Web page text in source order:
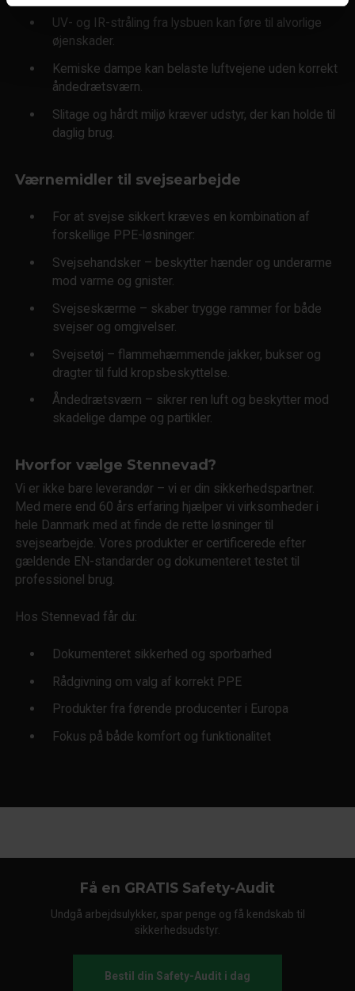
UV- og IR-stråling fra lysbuen kan føre til alvorlige
øjenskader.
Kemiske dampe kan belaste luftvejene uden korrekt
åndedrætsværn.
Slitage og hårdt miljø kræver udstyr, der kan holde til
daglig brug.
Værnemidler til svejsearbejde
For at svejse sikkert kræves en kombination af
forskellige PPE-løsninger:
Svejsehandsker – beskytter hænder og underarme
mod varme og gnister.
Svejseskærme – skaber trygge rammer for både
svejser og omgivelser.
Svejsetøj – flammehæmmende jakker, bukser og
dragter til fuld kropsbeskyttelse.
Åndedrætsværn – sikrer ren luft og beskytter mod
skadelige dampe og partikler.
Hvorfor vælge Stennevad?
Vi er ikke bare leverandør – vi er din sikkerhedspartner.
Med mere end 60 års erfaring hjælper vi virksomheder i
hele Danmark med at finde de rette løsninger til
svejsearbejde. Vores produkter er certificerede efter
gældende EN-standarder og dokumenteret testet til
professionel brug.
Hos Stennevad får du:
Dokumenteret sikkerhed og sporbarhed
Rådgivning om valg af korrekt PPE
Produkter fra førende producenter i Europa
Fokus på både komfort og funktionalitet
Få en GRATIS Safety-Audit
Undgå arbejdsulykker, spar penge og få kendskab til
sikkerhedsudstyr.
Bestil din Safety-Audit i dag